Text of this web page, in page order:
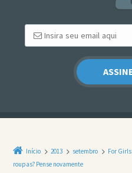
Início 2013 setembro
For
roupas? Pense novamente